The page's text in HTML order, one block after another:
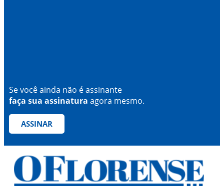
Se você ainda não é assinante
faça sua assinatura agora mesmo.
ASSINAR